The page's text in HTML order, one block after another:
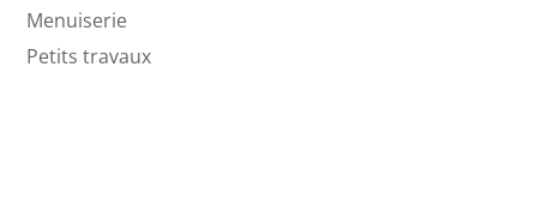
Menuiserie
Petits travaux